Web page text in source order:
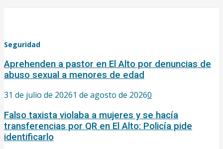
Seguridad
Aprehenden a pastor en El Alto por denuncias de
abuso sexual a menores de edad
31 de julio de 20261 de agosto de 20260
Falso taxista violaba a mujeres y se hacía
transferencias por QR en El Alto: Policía pide
identificarlo